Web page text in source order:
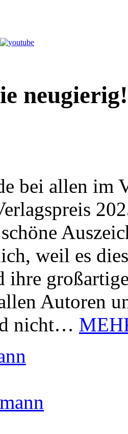
neugierig!
bei allen im
weil es
ihre
Autoren
nicht…